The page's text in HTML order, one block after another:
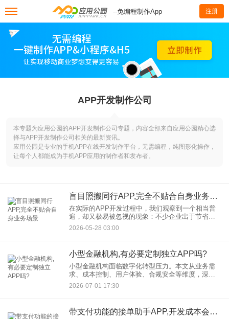
--免编程制作App 注册
APP开发制作公司
本专题为应用公园的APP开发制作公司专题，内容全部来自应用公园精心选
择与APP开发制作公司相关的最新资讯。
应用公园是专业的手机APP在线开发制作平台，无需编程，纯图形化操作，
让每个人都能成为手机APP应用的制作者和发布者。
盲目照搬同行APP,完全不贴合自身业务场景
在实际的APP开发过程中，我们观察到一个相当普
遍，却又极易被忽视的现象：不少企业出于节省时
间、减少投入或规避风险的考虑，倾向于寻找市场
2026-05-28 03:00
小型金融机构,有必要定制独立APP吗?
小型金融机构面临数字化转型压力。本文从业务需
求、成本控制、用户体验、合规安全等维度，深度
解析小型金融APP开发的必要性，探讨定制独立金
融APP如何成为中小机构突破竞争壁垒的关键工
2026-07-01 17:30
带支付功能的接单助手APP,开发成本会增加多少?